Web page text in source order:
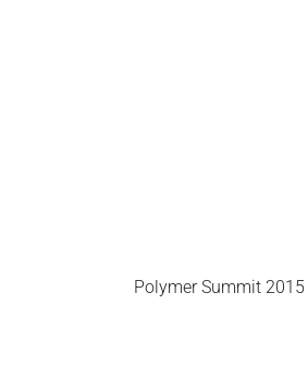
Polymer Summit 2015